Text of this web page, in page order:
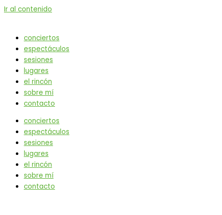
Ir al contenido
conciertos
espectáculos
sesiones
lugares
el rincón
sobre mí
contacto
conciertos
espectáculos
sesiones
lugares
el rincón
sobre mí
contacto